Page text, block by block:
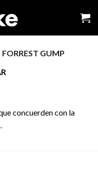
FORREST GUMP
concuerden con la